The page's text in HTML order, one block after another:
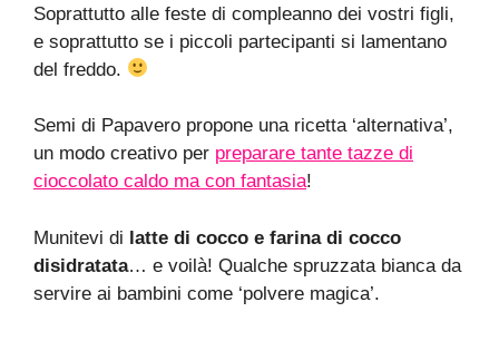
Soprattutto alle feste di compleanno dei vostri figli,
e soprattutto se i piccoli partecipanti si lamentano
del freddo.
Semi di Papavero propone una ricetta ‘alternativa’,
un modo creativo per preparare tante tazze di
cioccolato caldo ma con fantasia!
Munitevi di latte di cocco e farina di cocco
disidratata… e voilà! Qualche spruzzata bianca da
servire ai bambini come ‘polvere magica’.